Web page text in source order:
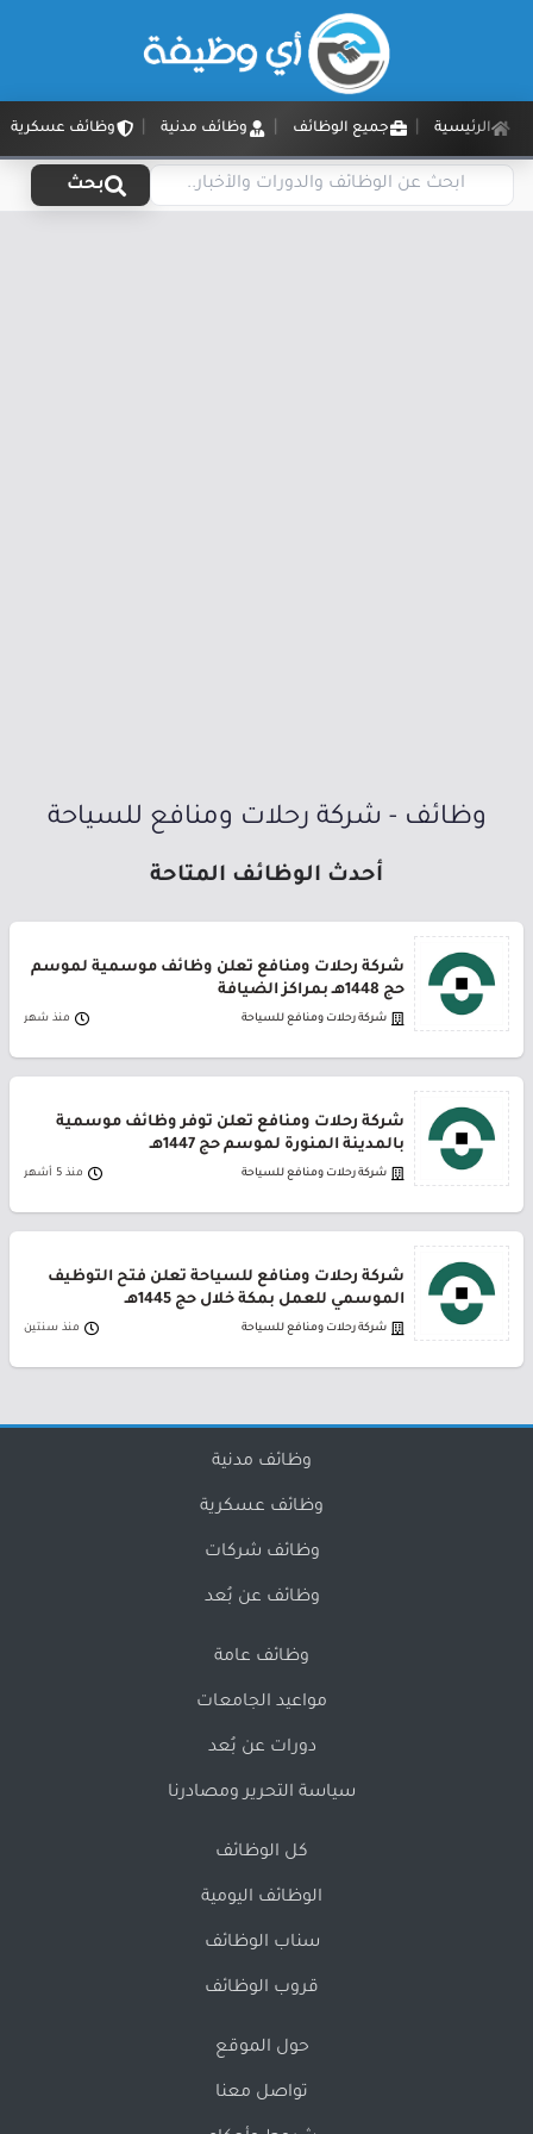
الرئيسية جميع الوظائف وظائف مدنية وظائف عسكرية
بحث
وظائف - شركة رحلات ومنافع للسياحة
أحدث الوظائف المتاحة
شركة رحلات ومنافع تعلن وظائف موسمية لموسم
حج 1448هـ بمراكز الضيافة
شركة رحلات ومنافع للسياحة منذ شهر
شركة رحلات ومنافع تعلن توفر وظائف موسمية
بالمدينة المنورة لموسم حج 1447هـ
شركة رحلات ومنافع للسياحة منذ 5 أشهر
شركة رحلات ومنافع للسياحة تعلن فتح التوظيف
الموسمي للعمل بمكة خلال حج 1445هـ
شركة رحلات ومنافع للسياحة منذ سنتين
وظائف مدنية
وظائف عسكرية
وظائف شركات
وظائف عن بُعد
وظائف عامة
مواعيد الجامعات
دورات عن بُعد
سياسة التحرير ومصادرنا
كل الوظائف
الوظائف اليومية
سناب الوظائف
قروب الوظائف
حول الموقع
تواصل معنا